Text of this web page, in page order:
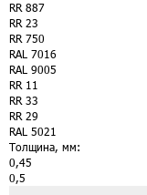
RR 887
RR 23
RR 750
RAL 7016
RAL 9005
RR 11
RR 33
RR 29
RAL 5021
Толщина, мм:
0,45
0,5